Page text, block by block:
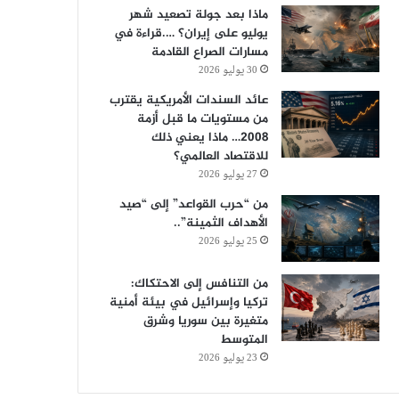
ماذا بعد جولة تصعيد شهر
يوليو على إيران؟ ….قراءة في
مسارات الصراع القادمة
30 يوليو 2026
عائد السندات الأمريكية يقترب
من مستويات ما قبل أزمة
2008… ماذا يعني ذلك
للاقتصاد العالمي؟
27 يوليو 2026
من “حرب القواعد” إلى “صيد
الأهداف الثمينة”..
25 يوليو 2026
من التنافس إلى الاحتكاك:
تركيا وإسرائيل في بيئة أمنية
متغيرة بين سوريا وشرق
المتوسط
23 يوليو 2026